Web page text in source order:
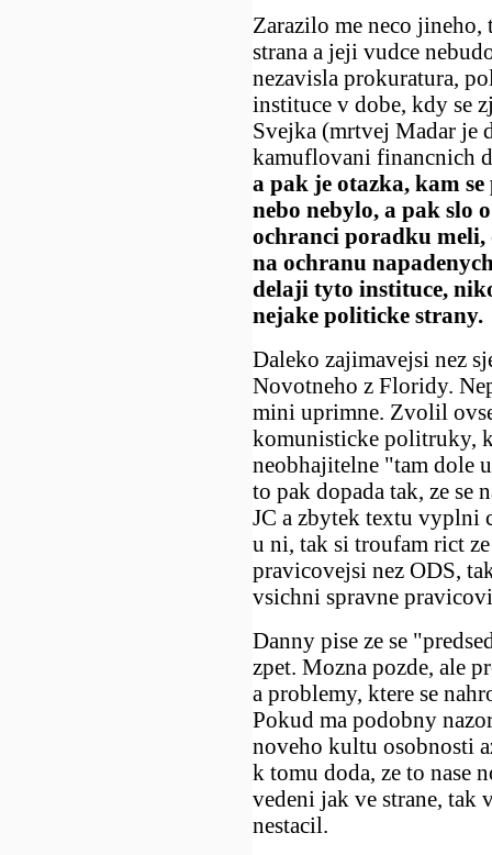
Zarazilo me neco
strana a jeji vudce
nezavisla prokuratura,
instituce v dobe, kdy se
Svejka (mrtvej Madar je
kamuflovani financnich
a pak je otazka, kam
nebo nebylo, a pak slo
ochranci poradku meli,
na ochranu
delaji tyto instituce,
nejake politicke strany.
Daleko zajimavejsi nez
Novotneho z Floridy.
mini uprimne. Zvolil
komunisticke politruky,
neobhajitelne "tam dole
to pak dopada tak, ze se
JC a zbytek textu vyplni
u ni, tak si troufam rict
pravicovejsi nez ODS,
vsichni spravne
Danny pise ze se
zpet. Mozna pozde, ale
a problemy, ktere se
Pokud ma podobny
noveho kultu osobnosti
k tomu doda, ze to nase
vedeni jak ve strane, tak
nestacil.